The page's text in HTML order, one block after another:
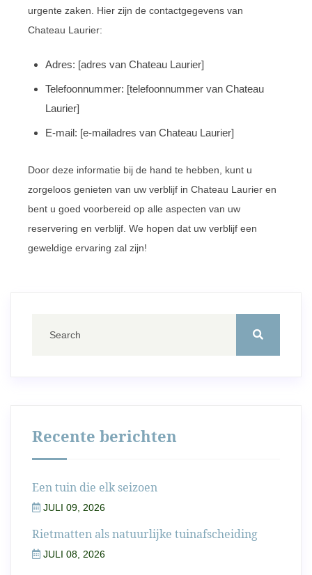
urgente zaken. Hier zijn de contactgegevens van
Chateau Laurier:
Adres: [adres van Chateau Laurier]
Telefoonnummer: [telefoonnummer van Chateau
Laurier]
E-mail: [e-mailadres van Chateau Laurier]
Door deze informatie bij de hand te hebben, kunt u
zorgeloos genieten van uw verblijf in Chateau Laurier en
bent u goed voorbereid op alle aspecten van uw
reservering en verblijf. We hopen dat uw verblijf een
geweldige ervaring zal zijn!
Recente berichten
Een tuin die elk seizoen
JULI 09, 2026
Rietmatten als natuurlijke tuinafscheiding
JULI 08, 2026